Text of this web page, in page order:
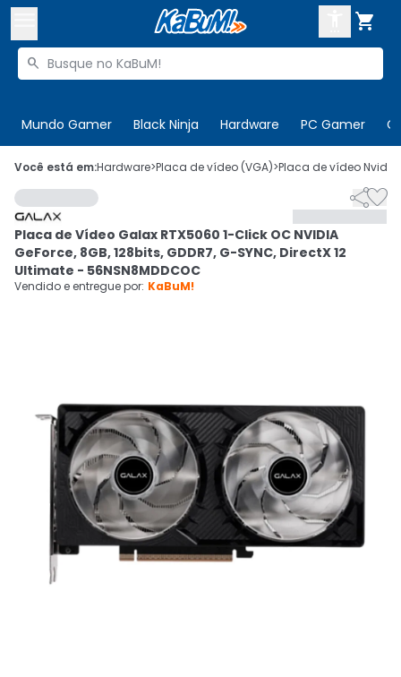

Buscar produtos

Mundo Gamer Black Ninja Hardware PC Gamer
 Olá. Acesse sua conta
 Departamentos
Cupons
Mais Vendidos
CADASTRE-SE
Você está em:Hardware>Placa de vídeo (VGA)>Placa de vídeo Nvidia

Placa de Vídeo Galax RTX5060 1-Click OC NVIDIA
GeForce, 8GB, 128bits, GDDR7, G-SYNC, DirectX 12
Ultimate - 56NSN8MDDCOC
Vendido e entregue por: KaBuM!